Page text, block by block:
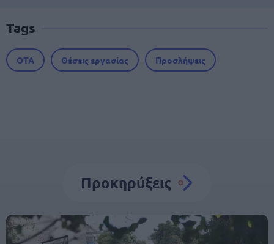
Tags
ΟΤΑ Θέσεις εργασίας Προσλήψεις
Προκηρύξεις